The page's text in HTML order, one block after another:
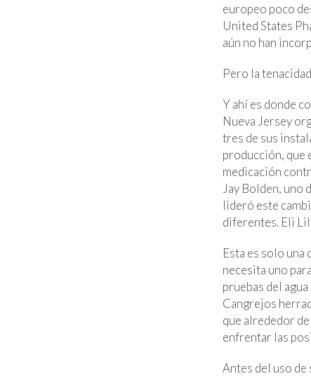
europeo poco
United States
aún no han
Pero la
Y ahí es donde
Nueva Jersey
tres de sus
producción, que
medicación
Jay Bolden,
lideró este
diferentes. Eli
Esta es solo
necesita uno
pruebas del
Cangrejos
que alrededor
enfrentar las
Antes del uso